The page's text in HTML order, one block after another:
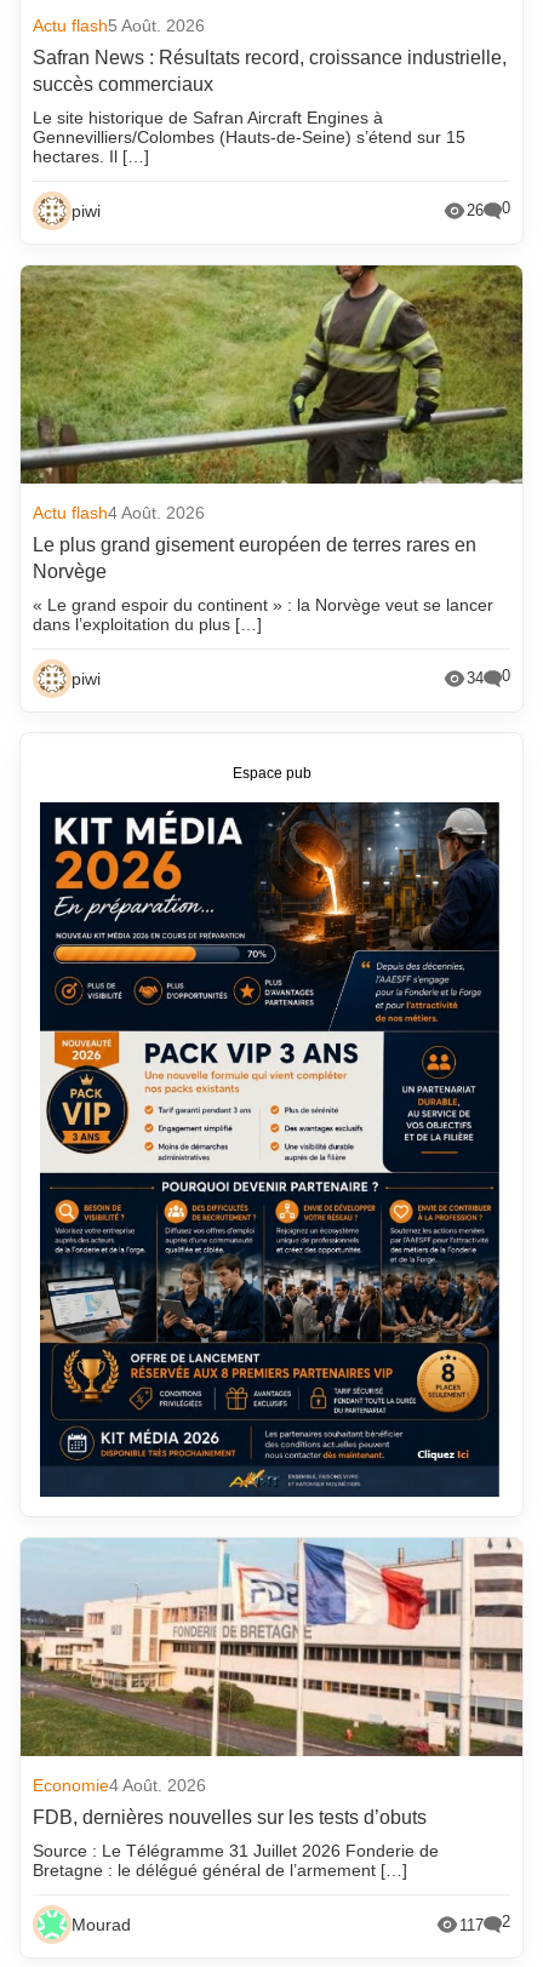
Actu flash5 Août. 2026
Safran News : Résultats record, croissance industrielle,
succès commerciaux
Le site historique de Safran Aircraft Engines à
Gennevilliers/Colombes (Hauts-de-Seine) s’étend sur 15
hectares. Il […]
piwi 26 0
Actu flash4 Août. 2026
Le plus grand gisement européen de terres rares en
Norvège
« Le grand espoir du continent » : la Norvège veut se lancer
dans l’exploitation du plus […]
piwi 34 0
Economie4 Août. 2026
FDB, dernières nouvelles sur les tests d’obuts
Source : Le Télégramme 31 Juillet 2026 Fonderie de
Bretagne : le délégué général de l’armement […]
Mourad 117 2
Espace pub